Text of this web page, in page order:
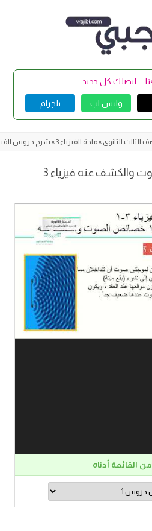
... ليصلك كل جديد
واتس اب تلجرام
الثالث الثانوي »مادة الفيزياء 3 » شرح دروس
عنه فيزياء 3
القائمة أدناه